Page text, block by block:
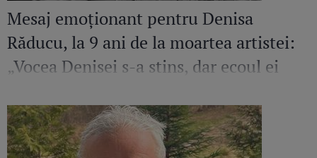
Mesaj emoționant pentru Denisa
Răducu, la 9 ani de la moartea artistei:
„Vocea Denisei s-a stins, dar ecoul ei